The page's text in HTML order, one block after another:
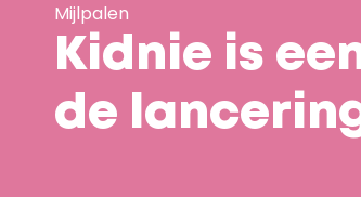
Mijlpalen
Kidnie is
de